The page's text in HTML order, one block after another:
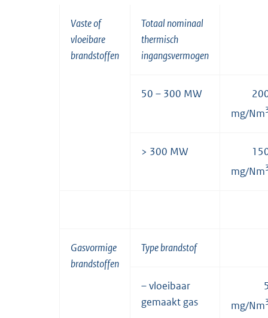
Vaste of
vloeibare
brandstoffen
Totaal nominaal
thermisch
ingangsvermogen
50 – 300 MW
mg/Nm
> 300 MW
mg/Nm
Gasvormige
brandstoffen
Type brandstof
– vloeibaar
gemaakt gas
mg/Nm